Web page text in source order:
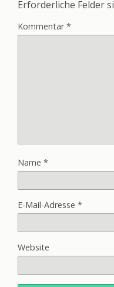
Erforderliche Felder
Kommentar*
Name *
E-Mail-Adresse *
Website